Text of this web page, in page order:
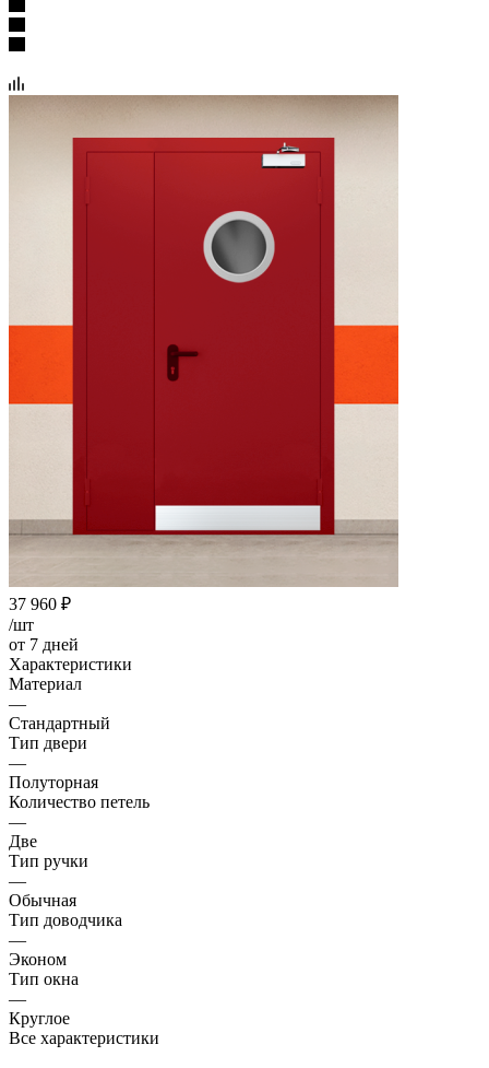
37 960 ₽
/шт
от 7 дней
Характеристики
Материал
—
Стандартный
Тип двери
—
Полуторная
Количество петель
—
Две
Тип ручки
—
Обычная
Тип доводчика
—
Эконом
Тип окна
—
Круглое
Все характеристики